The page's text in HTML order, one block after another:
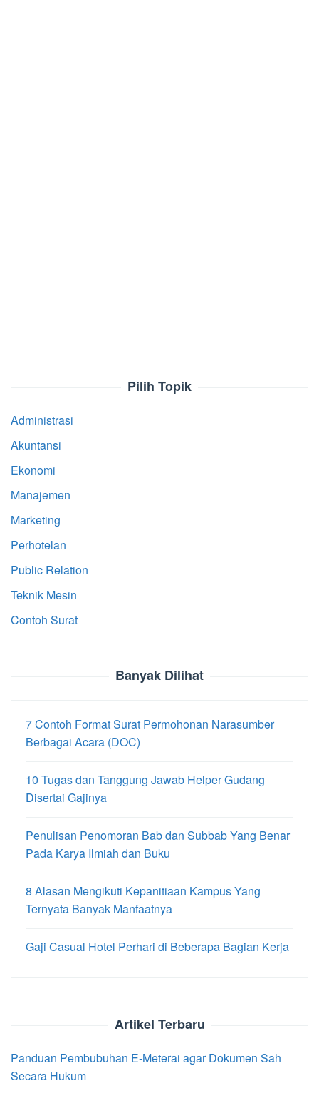
Pilih Topik
Administrasi
Akuntansi
Ekonomi
Manajemen
Marketing
Perhotelan
Public Relation
Teknik Mesin
Contoh Surat
Banyak Dilihat
7 Contoh Format Surat Permohonan Narasumber
Berbagai Acara (DOC)
10 Tugas dan Tanggung Jawab Helper Gudang
Disertai Gajinya
Penulisan Penomoran Bab dan Subbab Yang Benar
Pada Karya Ilmiah dan Buku
8 Alasan Mengikuti Kepanitiaan Kampus Yang
Ternyata Banyak Manfaatnya
Gaji Casual Hotel Perhari di Beberapa Bagian Kerja
Artikel Terbaru
Panduan Pembubuhan E-Meterai agar Dokumen Sah
Secara Hukum